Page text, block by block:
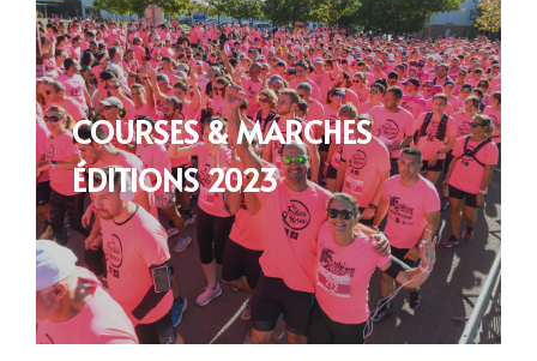
COURSES & MARCHES
ÉDITIONS 2023